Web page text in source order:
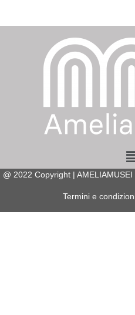
@ 2022 Copyright |
Termini e